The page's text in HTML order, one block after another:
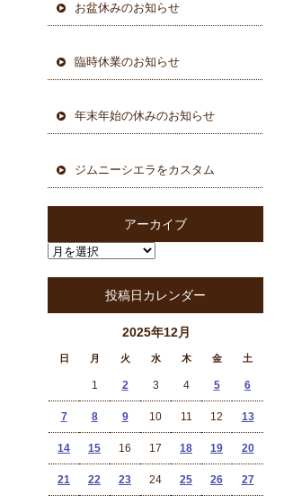
お盆休みのお知らせ
臨時休業のお知らせ
年末年始の休みのお知らせ
ジムニーシエラをカスタム
アーカイブ
投稿日カレンダー
2025年12月
日 月 火 水 木 金 土
1 2 3 4 5 6
7 8 9 10 11 12 13
14 15 16 17 18 19 20
21 22 23 24 25 26 27